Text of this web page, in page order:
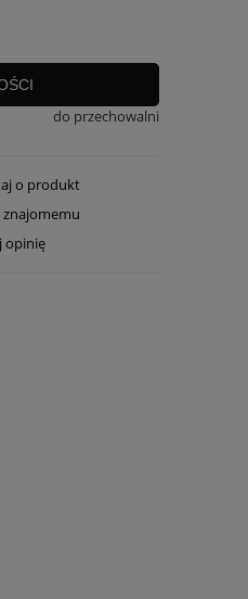
do przechowalni
o produkt
znajomemu
opinię